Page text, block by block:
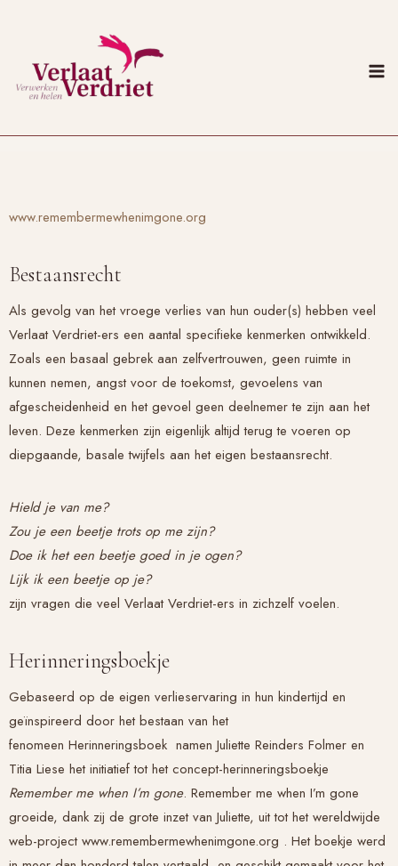
inhoud
www.remembermewhenimgone.org
Bestaansrecht
Als gevolg van het vroege verlies van hun ouder(s) hebben veel
Verlaat Verdriet-ers een aantal specifieke kenmerken ontwikkeld.
Zoals een basaal gebrek aan zelfvertrouwen, geen ruimte in
kunnen nemen, angst voor de toekomst, gevoelens van
afgescheidenheid en het gevoel geen deelnemer te zijn aan het
leven. Deze kenmerken zijn eigenlijk altijd terug te voeren op
diepgaande, basale twijfels aan het eigen bestaansrecht.
Hield je van me?
Zou je een beetje trots op me zijn?
Doe ik het een beetje goed in je ogen?
Lijk ik een beetje op je?
zijn vragen die veel Verlaat Verdriet-ers in zichzelf voelen.
Herinneringsboekje
Gebaseerd op de eigen verlieservaring in hun kindertijd en
geïnspireerd door het bestaan van het
fenomeen Herinneringsboek namen Juliette Reinders Folmer en
Titia Liese het initiatief tot het concept-herinneringsboekje
Remember me when I’m gone. Remember me when I’m gone
groeide, dank zij de grote inzet van Juliette, uit tot het wereldwijde
web-project www.remembermewhenimgone.org . Het boekje werd